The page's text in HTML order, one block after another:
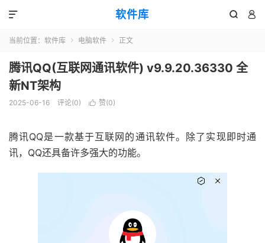
软件库  

当前位置： 软件库  电脑软件  正文
腾讯QQ(互联网通讯软件) v9.9.20.36330 全
新NT架构
2025-06-16 评论(0)  赞(0)
腾讯QQ是一款基于互联网的通讯软件。除了实现即时通
讯，QQ还具备许多强大的功能。